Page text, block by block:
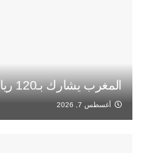
المغرب يشارك بـ120 رياضيا في دورة تارانتو 2026
أغسطس 7, 2026